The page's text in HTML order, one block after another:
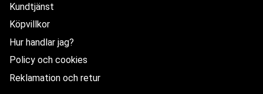
Kundtjänst
Köpvillkor
Hur handlar jag?
Policy och cookies
Reklamation och retur